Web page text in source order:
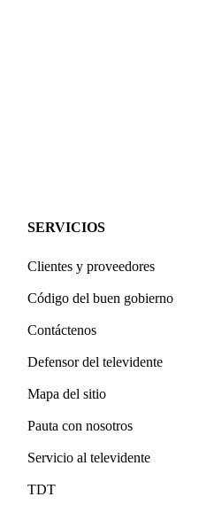
SERVICIOS
Clientes y proveedores
Código del buen gobierno
Contáctenos
Defensor del televidente
Mapa del sitio
Pauta con nosotros
Servicio al televidente
TDT